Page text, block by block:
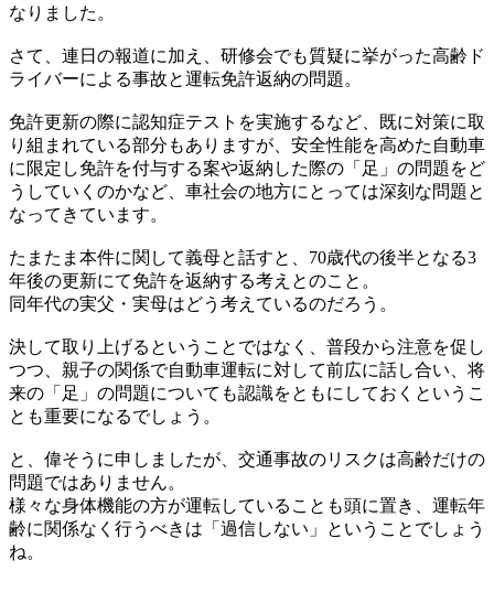
なりました。
さて、連日の報道に加え、研修会でも質疑に挙がった高齢ド
ライバーによる事故と運転免許返納の問題。
免許更新の際に認知症テストを実施するなど、既に対策に取
り組まれている部分もありますが、安全性能を高めた自動車
に限定し免許を付与する案や返納した際の「足」の問題をど
うしていくのかなど、車社会の地方にとっては深刻な問題と
なってきています。
たまたま本件に関して義母と話すと、70歳代の後半となる3
年後の更新にて免許を返納する考えとのこと。
同年代の実父・実母はどう考えているのだろう。
決して取り上げるということではなく、普段から注意を促し
つつ、親子の関係で自動車運転に対して前広に話し合い、将
来の「足」の問題についても認識をともにしておくというこ
とも重要になるでしょう。
と、偉そうに申しましたが、交通事故のリスクは高齢だけの
問題ではありません。
様々な身体機能の方が運転していることも頭に置き、運転年
齢に関係なく行うべきは「過信しない」ということでしょう
ね。